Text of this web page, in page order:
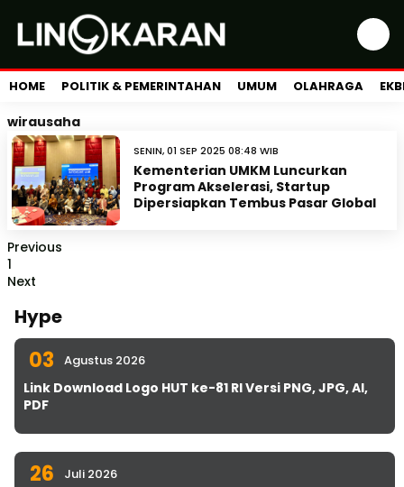
HOME POLITIK & PEMERINTAHAN UMUM OLAHRAGA
wirausaha
SENIN, 01 SEP 2025 08:48 WIB
Kementerian UMKM Luncurkan
Program Akselerasi, Startup
Dipersiapkan Tembus Pasar Global
Previous
1
Next
Hype
03 Agustus 2026
Link Download Logo HUT ke-81 RI Versi PNG, JPG, AI,
PDF
26 Juli 2026